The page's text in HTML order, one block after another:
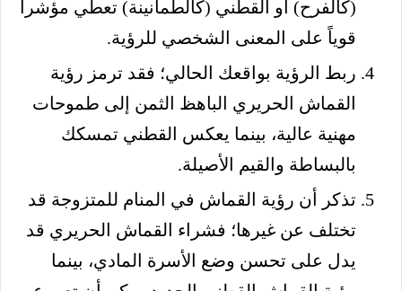
(كالفرح) أو القطني (كالطمأنينة) تعطي مؤشراً
قوياً على المعنى الشخصي للرؤية.
ربط الرؤية بواقعك الحالي؛ فقد ترمز رؤية
القماش الحريري الباهظ الثمن إلى طموحات
مهنية عالية، بينما يعكس القطني تمسكك
بالبساطة والقيم الأصيلة.
تذكر أن رؤية القماش في المنام للمتزوجة قد
تختلف عن غيرها؛ فشراء القماش الحريري قد
يدل على تحسن وضع الأسرة المادي، بينما